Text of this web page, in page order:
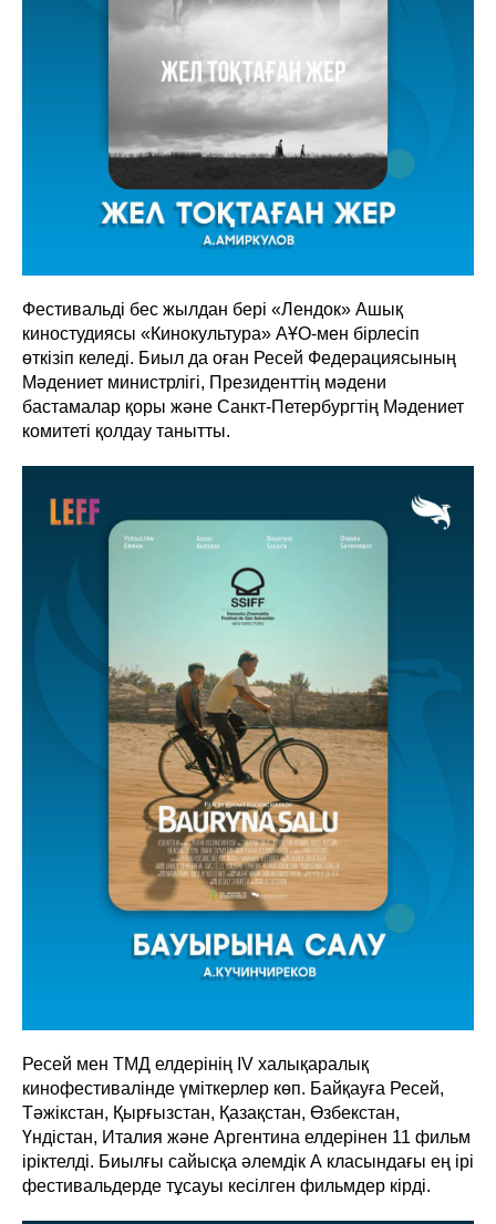
Фестивальді бес жылдан бері «Лендок» Ашық
киностудиясы «Кинокультура» АҰО-мен бірлесіп
өткізіп келеді. Биыл да оған Ресей Федерациясының
Мәдениет министрлігі, Президенттің мәдени
бастамалар қоры және Санкт-Петербургтің Мәдениет
комитеті қолдау танытты.
Ресей мен ТМД елдерінің IV халықаралық
кинофестивалінде үміткерлер көп. Байқауға Ресей,
Тәжікстан, Қырғызстан, Қазақстан, Өзбекстан,
Үндістан, Италия және Аргентина елдерінен 11 фильм
іріктелді. Биылғы сайысқа әлемдік А класындағы ең ірі
фестивальдерде тұсауы кесілген фильмдер кірді.